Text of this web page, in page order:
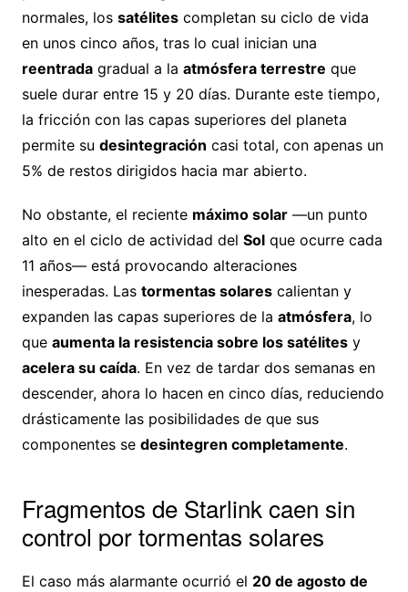
normales, los satélitescompletan su ciclo de vida
en unos cinco años, tras lo cual inician una
reentradagradual a la atmósfera terrestre que
suele durar entre 15 y 20 días. Durante este tiempo,
la fricción con las capas superiores del planeta
permite su desintegración casi total, con apenas un
5% de restos dirigidos hacia mar abierto.
No obstante, el reciente máximo solar—un punto
alto en el ciclo de actividad del Solque ocurre cada
11 años— está provocando alteraciones
inesperadas. Las tormentas solarescalientan y
expanden las capas superiores de la atmósfera, lo
que aumenta la resistencia sobre los satélitesy
acelera su caída. En vez de tardar dos semanas en
descender, ahora lo hacen en cinco días, reduciendo
drásticamente las posibilidades de que sus
componentes se desintegren completamente.
Fragmentos de Starlink caen sin
control por tormentas solares
El caso más alarmante ocurrió el 20 de agosto de